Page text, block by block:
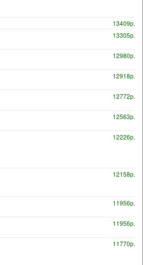
13409р.
13305р.
12980р.
12918р.
12772р.
12563р.
12226р.
12158р.
11956р.
11956р.
11770р.